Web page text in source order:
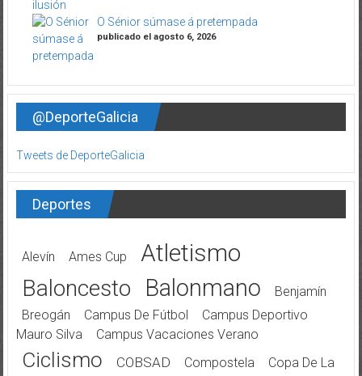
O Sénior súmase á pretempada
publicado el agosto 6, 2026
@DeporteGalicia
Tweets de DeporteGalicia
Deportes
Alevín Ames Cup Atletismo
Baloncesto Balonmano
Benjamín
Breogán
Campus De Fútbol
Campus Deportivo
Mauro Silva
Campus Vacaciones Verano
Ciclismo COBSAD Compostela
Copa De La